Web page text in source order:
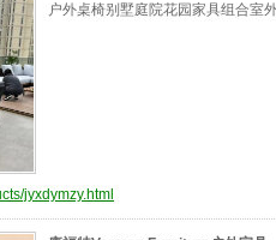
户外桌椅别墅庭院花园家具组合室
jyxdymzy.html